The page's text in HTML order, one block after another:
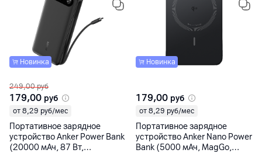
Новинка
249,00 руб
179,00 руб
от 8,29 руб/мес
Портативное зарядное
устройство Anker Power Bank
(20000 мАч, 87 Вт,
Новинка
179,00 руб
от 8,29 руб/мес
Портативное зарядное
устройство Anker Nano Power
Bank (5000 мАч, MagGo,